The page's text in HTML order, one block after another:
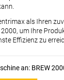
als Ihren
um Ihre
Effizienz zu
an: BREW